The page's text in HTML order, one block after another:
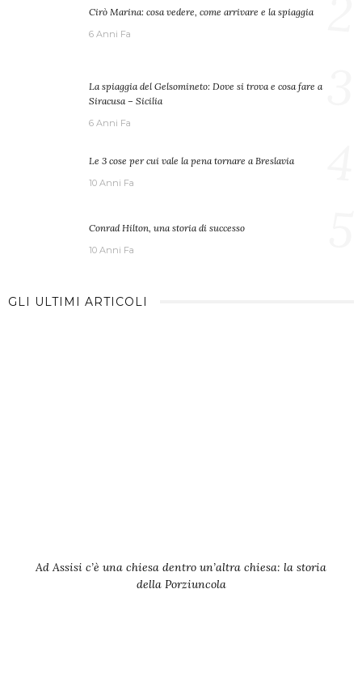
Cirò Marina: cosa vedere, come arrivare e la spiaggia
6 Anni Fa
La spiaggia del Gelsomineto: Dove si trova e cosa fare a
Siracusa – Sicilia
6 Anni Fa
Le 3 cose per cui vale la pena tornare a Breslavia
10 Anni Fa
Conrad Hilton, una storia di successo
10 Anni Fa
GLI ULTIMI ARTICOLI
Ad Assisi c’è una chiesa dentro un’altra chiesa: la storia
della Porziuncola